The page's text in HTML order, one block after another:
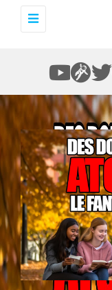
Toggle
navigation